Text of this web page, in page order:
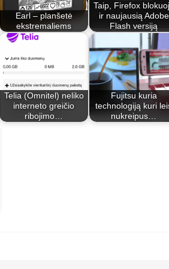
Earl – planšetė
ekstremaliems
Taip, Firefox
ir naujausią Adobe
Flash versiją
Telia (Omnitel) neliko
interneto greičio
ribojimo…
Fujitsu kuria
technologiją kuri
nukreipus…